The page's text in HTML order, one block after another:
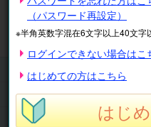
マイページ 注文履歴
抽選結果
請求内容
チケット
くらしのサービス
このサイトの使い方
（パスワード再設定）
※半角英数字混在6文字以上40文字
ログインできない場合はこ
はじめての方はこちら
はじ